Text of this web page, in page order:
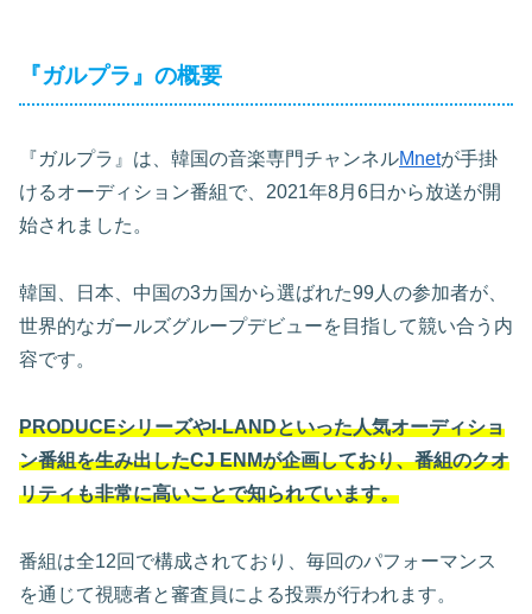
『ガルプラ』の概要
『ガルプラ』は、韓国の音楽専門チャンネルMnetが手掛
けるオーディション番組で、2021年8月6日から放送が開
始されました。
韓国、日本、中国の3カ国から選ばれた99人の参加者が、
世界的なガールズグループデビューを目指して競い合う内
容です。
PRODUCEシリーズやI-LANDといった人気オーディショ
ン番組を生み出したCJ ENMが企画しており、番組のクオ
リティも非常に高いことで知られています。
番組は全12回で構成されており、毎回のパフォーマンス
を通じて視聴者と審査員による投票が行われます。